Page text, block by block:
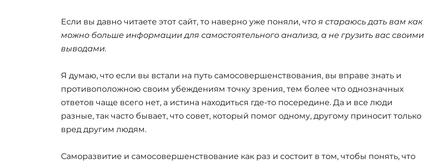
Если вы давно читаете этот сайт, то наверно уже поняли, что я стараюсь дать вам как
можно больше информации для самостоятельного анализа, а не грузить вас своими
выводами.
Я думаю, что если вы встали на путь самосовершенствования, вы вправе знать и
противоположною своим убеждениям точку зрения, тем более что однозначных
ответов чаще всего нет, а истина находиться где-то посередине. Да и все люди
разные, так часто бывает, что совет, который помог одному, другому приносит только
вред другим людям.
Саморазвитие и самосовершенствование как раз и состоит в том, чтобы понять, что